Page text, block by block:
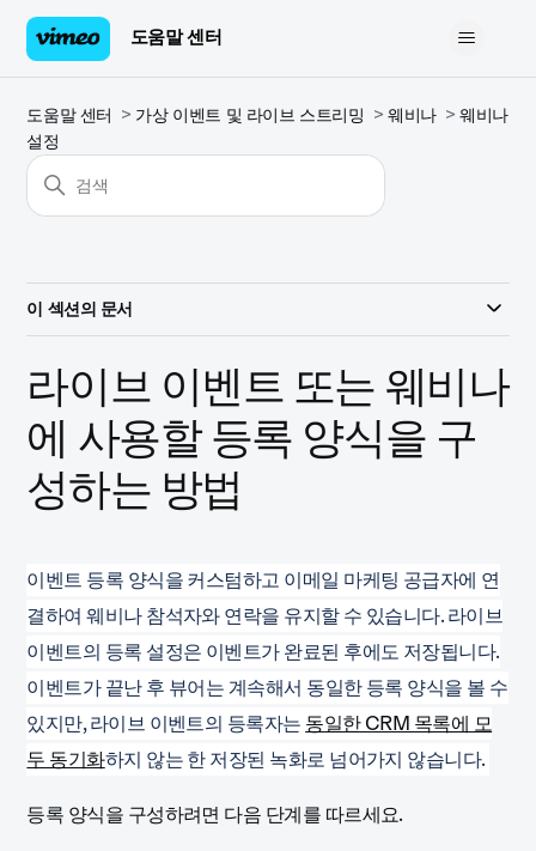
도움말 센터
도움말 센터 가상 이벤트 및 라이브 스트리밍 웨비나
웨비나
설정
이 섹션의 문서
라이브 이벤트 또는 웨비나
에 사용할 등록 양식을 구
성하는 방법
이벤트 등록 양식을 커스텀하고 이메일 마케팅 공급자에 연
결하여 웨비나 참석자와 연락을 유지할 수 있습니다. 라이브
이벤트의 등록 설정은 이벤트가 완료된 후에도 저장됩니다.
이벤트가 끝난 후 뷰어는 계속해서 동일한 등록 양식을 볼 수
있지만, 라이브 이벤트의 등록자는동일한 CRM 목록에 모
두 동기화하지 않는 한 저장된 녹화로 넘어가지 않습니다.
등록 양식을 구성하려면 다음 단계를 따르세요.